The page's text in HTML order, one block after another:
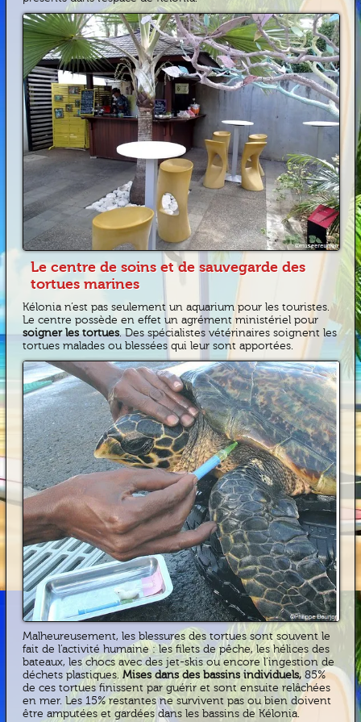
Le centre de soins et de sauvegarde des
tortues marines
Kélonia n’est pas seulement un aquarium pour les touristes.
Le centre possède en effet un agrément ministériel pour
soigner les tortues. Des spécialistes vétérinaires soignent les
tortues malades ou blessées qui leur sont apportées.
Malheureusement, les blessures des tortues sont souvent le
fait de l’activité humaine : les filets de pêche, les hélices des
bateaux, les chocs avec des jet-skis ou encore l’ingestion de
déchets plastiques.Mises dans des bassins individuels, 85%
de ces tortues finissent par guérir et sont ensuite relâchées
en mer. Les 15% restantes ne survivent pas ou bien doivent
être amputées et gardées dans les bassins de Kélonia.